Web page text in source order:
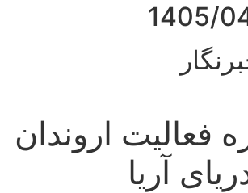
فعالیت اروندان
آریا